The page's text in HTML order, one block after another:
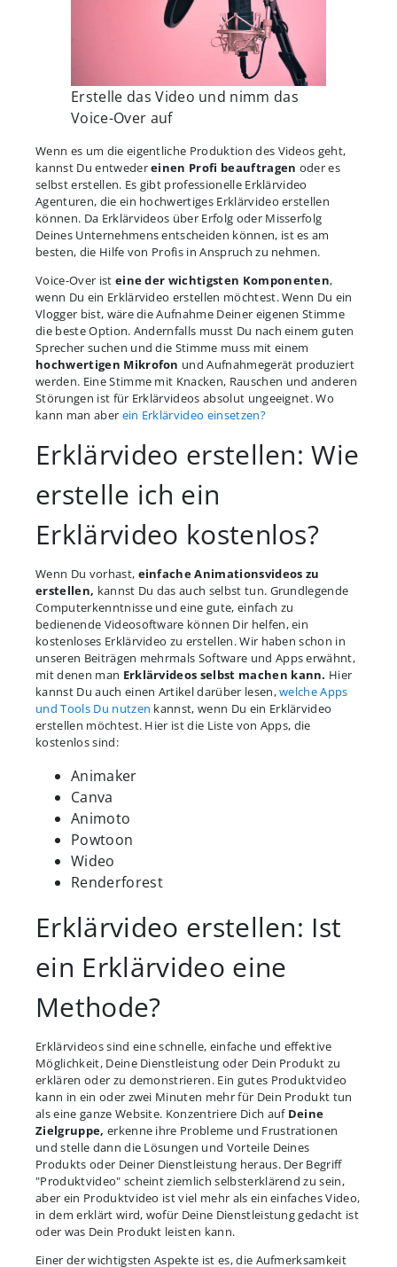
Erstelle das Video und nimm das
Voice-Over auf
Wenn es um die eigentliche Produktion des Videos geht,
kannst Du entwedereinen Profi beauftragen oder es
selbst erstellen. Es gibt professionelle Erklärvideo
Agenturen, die ein hochwertiges Erklärvideo erstellen
können. Da Erklärvideos über Erfolg oder Misserfolg
Deines Unternehmens entscheiden können, ist es am
besten, die Hilfe von Profis in Anspruch zu nehmen.
Voice-Over ist eine der wichtigsten Komponenten,
wenn Du ein Erklärvideo erstellen möchtest. Wenn Du ein
Vlogger bist, wäre die Aufnahme Deiner eigenen Stimme
die beste Option. Andernfalls musst Du nach einem guten
Sprecher suchen und die Stimme muss mit einem
hochwertigen Mikrofon und Aufnahmegerät produziert
werden. Eine Stimme mit Knacken, Rauschen und anderen
Störungen ist für Erklärvideos absolut ungeeignet. Wo
kann man aber ein Erklärvideo einsetzen?
Erklärvideo erstellen: Wie
erstelle ich ein
Erklärvideo kostenlos?
Wenn Du vorhast, einfache Animationsvideos zu
erstellen, kannst Du das auch selbst tun. Grundlegende
Computerkenntnisse und eine gute, einfach zu
bedienende Videosoftware können Dir helfen, ein
kostenloses Erklärvideo zu erstellen. Wir haben schon in
unseren Beiträgen mehrmals Software und Apps erwähnt,
mit denen man Erklärvideos selbst machen kann. Hier
kannst Du auch einen Artikel darüber lesen,welche Apps
und Tools Du nutzen kannst, wenn Du ein Erklärvideo
erstellen möchtest. Hier ist die Liste von Apps, die
kostenlos sind:
Animaker
Canva
Animoto
Powtoon
Wideo
Renderforest
Erklärvideo erstellen: Ist
ein Erklärvideo eine
Methode?
Erklärvideos sind eine schnelle, einfache und effektive
Möglichkeit, Deine Dienstleistung oder Dein Produkt zu
erklären oder zu demonstrieren. Ein gutes Produktvideo
kann in ein oder zwei Minuten mehr für Dein Produkt tun
als eine ganze Website. Konzentriere Dich auf Deine
Zielgruppe, erkenne ihre Probleme und Frustrationen
und stelle dann die Lösungen und Vorteile Deines
Produkts oder Deiner Dienstleistung heraus. Der Begriff
"Produktvideo" scheint ziemlich selbsterklärend zu sein,
aber ein Produktvideo ist viel mehr als ein einfaches Video,
in dem erklärt wird, wofür Deine Dienstleistung gedacht ist
oder was Dein Produkt leisten kann.
Einer der wichtigsten Aspekte ist es, die Aufmerksamkeit